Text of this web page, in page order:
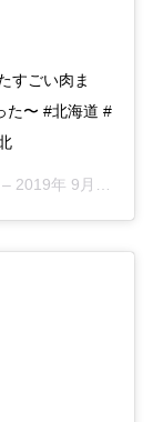
すごい肉ま
た〜 #北海道 #
2019年 9月月24日午前12時26分PDT